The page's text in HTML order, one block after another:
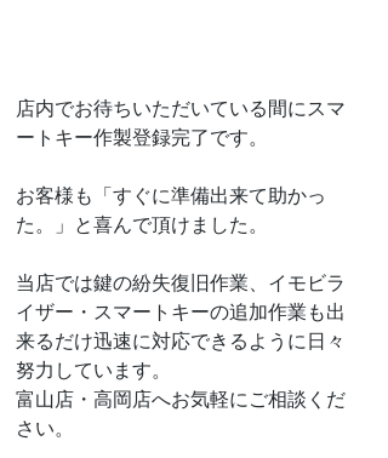
店内でお待ちいただいている間にスマ
ートキー作製登録完了です。
お客様も「すぐに準備出来て助かっ
た。」と喜んで頂けました。
当店では鍵の紛失復旧作業、イモビラ
イザー・スマートキーの追加作業も出
来るだけ迅速に対応できるように日々
努力しています。
富山店・高岡店へお気軽にご相談くだ
さい。